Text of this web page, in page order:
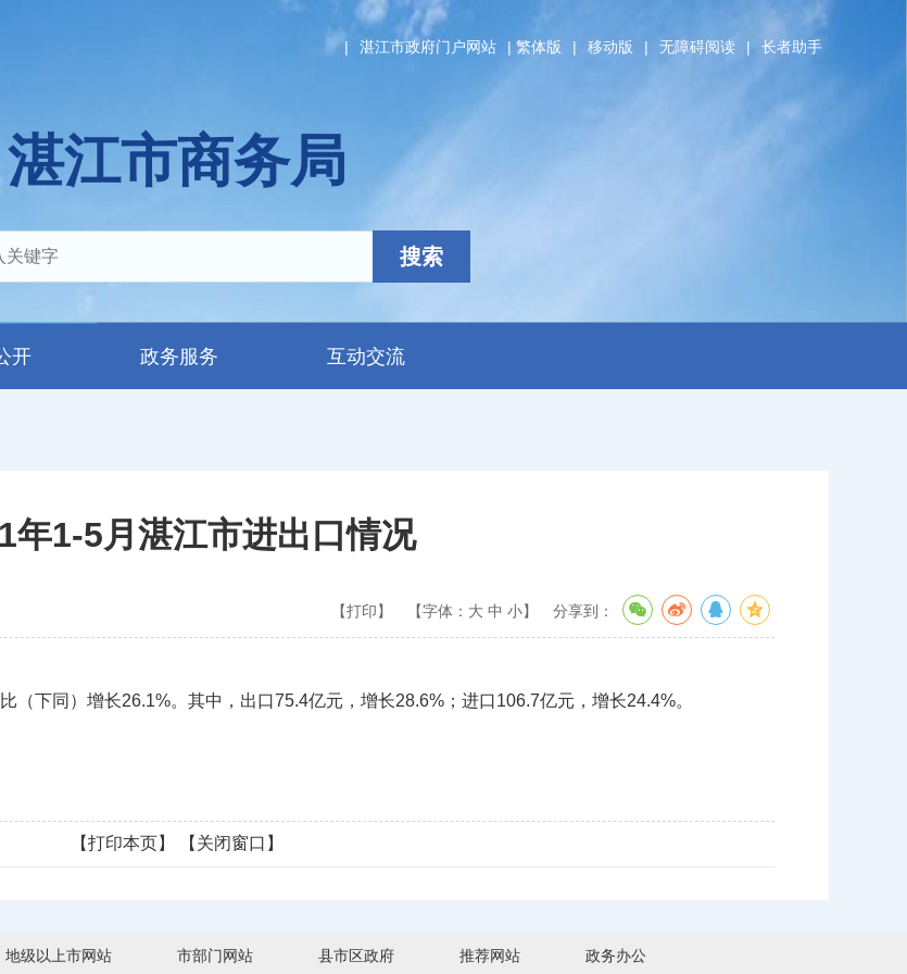
| 湛江市政府门户网站 | 繁体版 | 移动版 | 无障碍阅读 | 长者助手
湛江市商务局
搜索
开 政务服务 互动交流
年1-5月湛江市进出口情况
【打印】 【字体： 大 中 小】 分享到：
下同）增长26.1%。其中，出口75.4亿元，增长28.6%；进口106.7亿元，增长24.4%。
【打印本页】 【关闭窗口】
地级以上市网站 市部门网站 县市区政府 推荐网站 政务办公